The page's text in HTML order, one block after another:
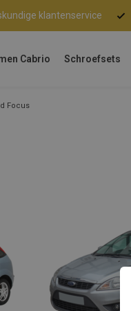
klantenservice
Cabrio Schroefsets
Focus